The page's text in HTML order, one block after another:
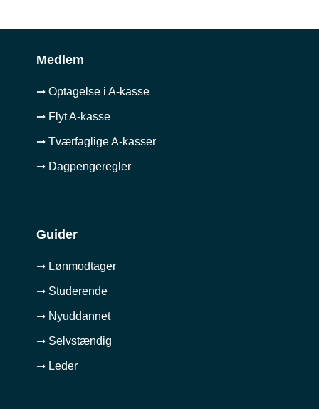
Medlem
➞ Optagelse i A-kasse
➞ Flyt A-kasse
➞ Tværfaglige A-kasser
➞ Dagpengeregler
Guider
➞ Lønmodtager
➞ Studerende
➞ Nyuddannet
➞ Selvstændig
➞ Leder